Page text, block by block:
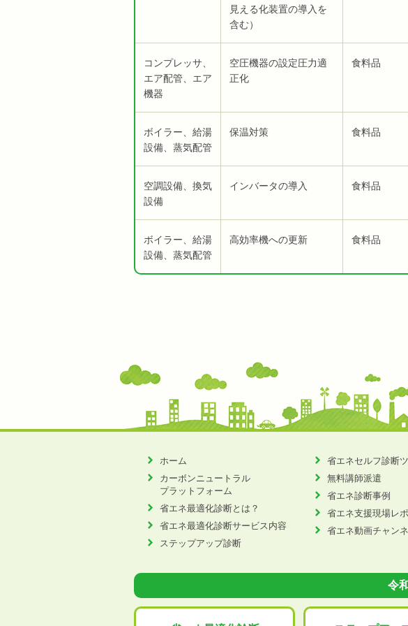
見える化装置の導入を
含む）
コンプレッサ、
エア配管、エア
機器
空圧機器の設定圧力適
正化
食料品
ボイラー、給湯
設備、蒸気配管
保温対策 食料品
空調設備、換気
設備
インバータの導入 食料品
ボイラー、給湯
設備、蒸気配管
高効率機への更新 食料品
ホーム
カーボンニュートラル
プラットフォーム
省エネ最適化診断とは？
省エネ最適化診断サービス内容
ステップアップ診断
省エネセルフ診断
無料講師派遣
省エネ診断事例
省エネ支援現場レ
省エネ動画チャン
令